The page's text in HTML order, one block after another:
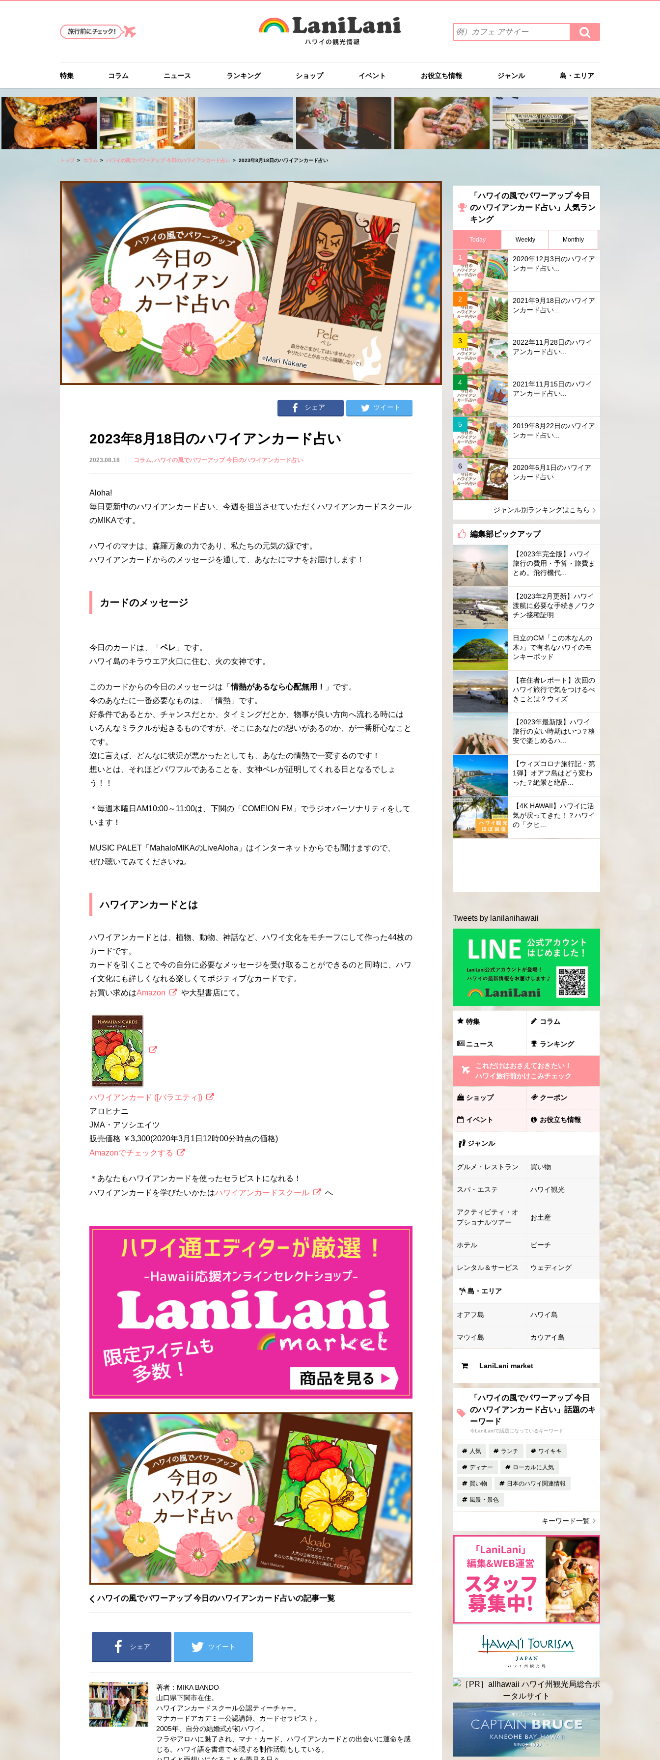
索
ワ
を
入
力
(例）
カ
フ
ェ
イ
検
索
す
特集 コラム ニュース ランキング ショップ イベント お役立ち情報 ジャンル 島・エリア
トップ コラム ハワイの風でパワーアップ 今日のハワイアンカード占い 2023年8月18日のハワイアンカード占い
シェア ツイート
2023年8月18日のハワイアンカード占い
2023.08.18 コラム ハワイの風でパワーアップ 今日のハワイアンカード占い
Aloha!
毎日更新中のハワイアンカード占い、今週を担当させていただくハワイアンカードスクール
のMIKAです。
ハワイのマナは、森羅万象の力であり、私たちの元気の源です。
ハワイアンカードからのメッセージを通して、あなたにマナをお届けします！
カードのメッセージ
今日のカードは、「 ペレ 」です。
ハワイ島のキラウエア火口に住む、火の女神です。
このカードからの今日のメッセージは「情熱があるなら心配無用！
」です。
今のあなたに一番必要なものは、「情熱」です。
好条件であるとか、チャンスだとか、タイミングだとか、物事が良い方向へ流れる時には
いろんなミラクルが起きるものですが、そこにあなたの想いがあるのか、が一番肝心なこと
です。
逆に言えば、どんなに状況が悪かったとしても、あなたの情熱で一変するのです！
想いとは、それほどパワフルであることを、女神ペレが証明してくれる日となるでしょ
う！！
＊毎週木曜日AM10:00～11:00は、下関の「COME!ON FM」でラジオパーソナリティをして
います！
MUSIC PALET「MahaloMIKAのLiveAloha」はインターネットからでも聞けますので、
ぜひ聴いてみてくださいね。
ハワイアンカードとは
ハワイアンカードとは、植物、動物、神話など、ハワイ文化をモチーフにして作った44枚の
カードです。
カードを引くことで今の自分に必要なメッセージを受け取ることができるのと同時に、ハワ
イ文化にも詳しくなれる楽しくてポジティブなカードです。
お買い求めはAmazon や大型書店にて。
ハワイアンカード ([バラエティ])
アロヒナニ
JMA・アソシエイツ
販売価格 ￥3,300(2020年3月1日12時00分時点の価格)
Amazonでチェックする
＊あなたもハワイアンカードを使ったセラピストになれる！
ハワイアンカードを学びたいかたはハワイアンカードスクール へ
ハワイの風でパワーアップ 今日のハワイアンカード占いの記事一覧
シェア ツイート
著者：MIKA BANDO
山口県下関市在住。
ハワイアンカードスクール公認ティーチャー。
マナカードアカデミー公認講師、カードセラピスト。
2005年、自分の結婚式が初ハワイ。
フラやアロハに魅了され、マナ・カード、ハワイアンカードとの出会いに運命を感
じる。ハワイ語を書道で表現する制作活動もしている。
「ハワイの風でパワーアップ 今日
のハワイアンカード占い」人気ラン
キング
Today Weekly Monthly
2020年12月3日のハワイア
ンカード占い...
2021年9月18日のハワイア
ンカード占い...
2022年11月28日のハワイ
アンカード占い...
2021年11月15日のハワイ
アンカード占い...
2019年8月22日のハワイア
ンカード占い...
2020年6月1日のハワイア
ンカード占い...
ジャンル別ランキングはこちら
編集部ピックアップ
【2023年完全版】ハワイ
旅行の費用・予算・旅費ま
とめ。飛行機代...
【2023年2月更新】ハワイ
渡航に必要な手続き／ワク
チン接種証明...
日立のCM「この木なんの
木♪」で有名なハワイのモ
ンキーポッド
【在住者レポート】次回の
ハワイ旅行で気をつけるべ
きことは？ウィズ...
【2023年最新版】ハワイ
旅行の安い時期はいつ？格
安で楽しめるハ...
【ウィズコロナ旅行記・第
1弾】オアフ島はどう変わ
った？絶景と絶品...
【4K HAWAII】ハワイに活
気が戻ってきた！？ハワイ
の「クヒ...
Tweets by lanilanihawaii
特集 コラム
ニュース ランキング
これだけはおさえておきたい！
ハワイ旅行前かけこみチェック
ショップ クーポン
イベント お役立ち情報
ジャンル
グルメ・レストラン 買い物
スパ・エステ ハワイ観光
アクティビティ・オ
プショナルツアー
お土産
ホテル ビーチ
レンタル＆サービス ウェディング
島・エリア
オアフ島 ハワイ島
マウイ島 カウアイ島
LaniLani market
「ハワイの風でパワーアップ 今日
のハワイアンカード占い」話題のキ
ーワード
今LaniLaniで話題になっているキーワード
人気 ランチ ワイキキ
ディナー ローカルに人気
買い物 日本のハワイ関連情報
風景・景色
キーワード一覧